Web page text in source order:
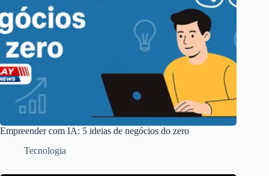
Empreender com IA: 5 ideias de negócios do zero
Tecnologia